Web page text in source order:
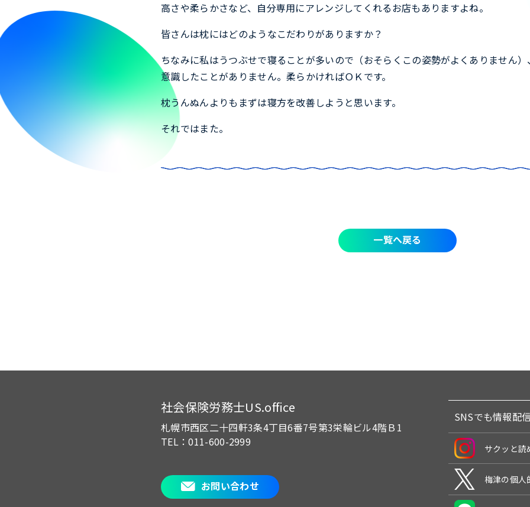
高さや柔らかさなど、自分専用にアレンジしてくれるお店もありますよね。
皆さんは枕にはどのようなこだわりがありますか？
ちなみに私はうつぶせで寝ることが多いので（おそらくこの姿勢がよくありません
意識したことがありません。柔らかければＯＫです。
枕うんぬんよりもまずは寝方を改善しようと思います。
それではまた。
一覧へ戻る
社会保険労務士US.office
札幌市西区二十四軒3条4丁目6番7号第3栄輪ビル4階Ｂ1
TEL：011-600-2999
お問い合わせ
SNSでも情報配
サクッと読
梅津の個人